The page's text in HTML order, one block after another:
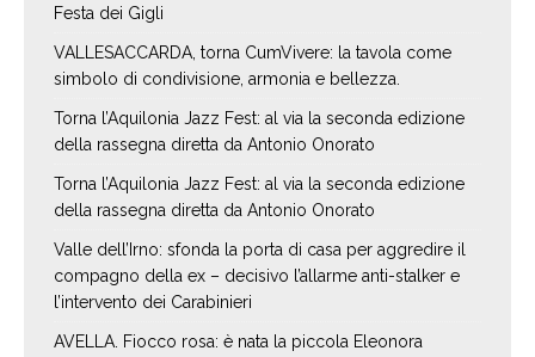
Festa dei Gigli
VALLESACCARDA, torna CumVivere: la tavola come
simbolo di condivisione, armonia e bellezza.
Torna l’Aquilonia Jazz Fest: al via la seconda edizione
della rassegna diretta da Antonio Onorato
Torna l’Aquilonia Jazz Fest: al via la seconda edizione
della rassegna diretta da Antonio Onorato
Valle dell’Irno: sfonda la porta di casa per aggredire il
compagno della ex – decisivo l’allarme anti-stalker e
l’intervento dei Carabinieri
AVELLA. Fiocco rosa: è nata la piccola Eleonora